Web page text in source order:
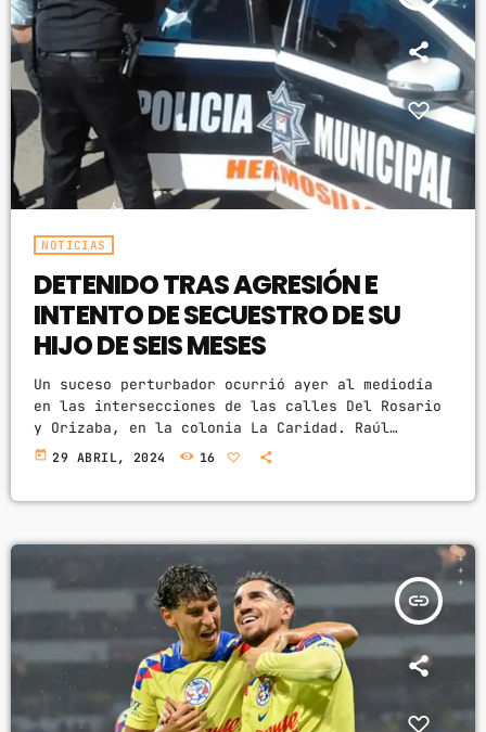
NOTICIAS
DETENIDO TRAS AGRESIÓN E
INTENTO DE SECUESTRO DE SU
HIJO DE SEIS MESES
Un suceso perturbador ocurrió ayer al mediodía
en las intersecciones de las calles Del Rosario
y Orizaba, en la colonia La Caridad. Raúl
Antonio 'N', de 31 años, fue aprehendido por la
today 29 ABRIL, 2024 16
insert_link